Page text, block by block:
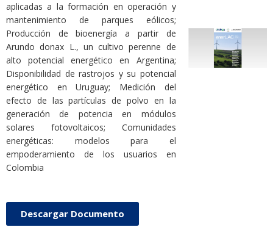
aplicadas a la formación en operación y
mantenimiento de parques eólicos;
Producción de bioenergía a partir de
Arundo donax L., un cultivo perenne de
alto potencial energético en Argentina;
Disponibilidad de rastrojos y su potencial
energético en Uruguay; Medición del
efecto de las partículas de polvo en la
generación de potencia en módulos
solares fotovoltaicos; Comunidades
energéticas: modelos para el
empoderamiento de los usuarios en
Colombia
Descargar Documento